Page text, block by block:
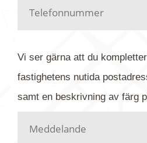
Har du kanske en urblekt
kontaktar dig så fort vi kan,
Vi ser gärna att du
fastighetens nutida
samt en beskrivning av färg